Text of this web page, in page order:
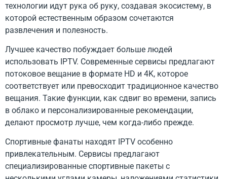
технологии идут рука об руку, создавая экосистему, в
которой естественным образом сочетаются
развлечения и полезность.
Лучшее качество побуждает больше людей
использовать IPTV. Современные сервисы предлагают
потоковое вещание в формате HD и 4K, которое
соответствует или превосходит традиционное качество
вещания. Такие функции, как сдвиг во времени, запись
в облако и персонализированные рекомендации,
делают просмотр лучше, чем когда-либо прежде.
Спортивные фанаты находят IPTV особенно
привлекательным. Сервисы предлагают
специализированные спортивные пакеты с